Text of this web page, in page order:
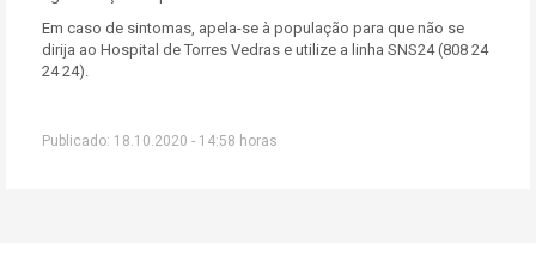
Em caso de sintomas, apela-se à população para que não se
dirija ao Hospital de Torres Vedras e utilize a linha SNS24 (808 24
24 24).
Publicado: 18.10.2020 - 14:58 horas